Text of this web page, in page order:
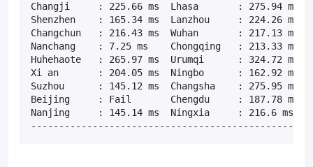
Changji     : 225.66 ms  Lhasa       : 275.94 ms
Shenzhen    : 165.34 ms  Lanzhou     : 224.26
Changchun   : 216.43 ms  Wuhan       : 217.13 ms
Nanchang    : 7.25 ms    Chongqing   : 213.33 ms
Huhehaote   : 265.97 ms  Urumqi      : 324.72 ms
Xi an       : 204.05 ms  Ningbo      : 162.92 ms
Suzhou      : 145.12 ms  Changsha    : 275.95 ms
Beijing     : Fail       Chengdu     : 187.78 ms
Nanjing     : 145.14 ms  Ningxia     : 216.6 ms